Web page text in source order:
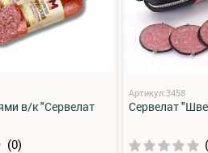
в/к "Сервелат
(0)
Артикул:3458
Сервелат